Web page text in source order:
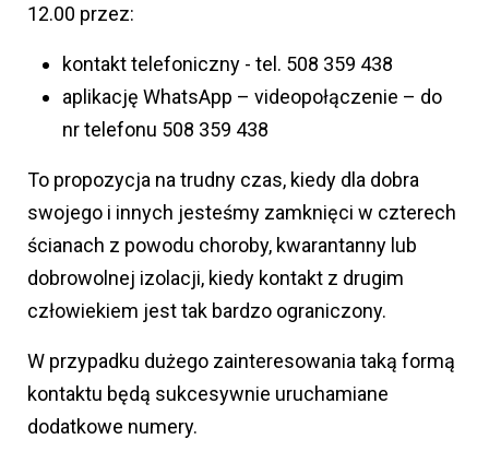
12.00 przez:
kontakt telefoniczny - tel. 508 359 438
aplikację WhatsApp – videopołączenie – do
nr telefonu 508 359 438
To propozycja na trudny czas, kiedy dla dobra
swojego i innych jesteśmy zamknięci w czterech
ścianach z powodu choroby, kwarantanny lub
dobrowolnej izolacji, kiedy kontakt z drugim
człowiekiem jest tak bardzo ograniczony.
W przypadku dużego zainteresowania taką formą
kontaktu będą sukcesywnie uruchamiane
dodatkowe numery.